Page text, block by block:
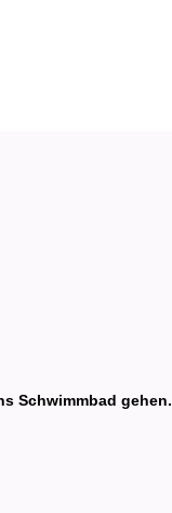
Schwimmbad gehen.